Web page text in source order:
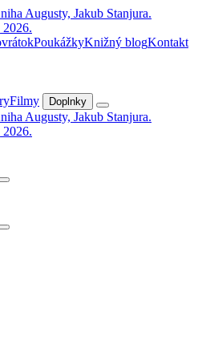
PoukážkyKnižný blogKontakt
Filmy Doplnky